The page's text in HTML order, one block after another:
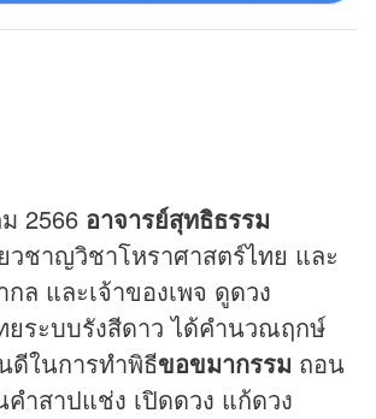
2566 อาจารย์สุทธิธรรม
วชาญวิชาโหราศาสตร์ไทย และ
ล และเจ้าของเพจ ดูดวง
ยระบบรังสีดาว ได้คำนวณฤกษ์
ดีในการทำพิธีขอขมากรรม ถอน
ำสาปแช่ง เปิดดวง แก้ดวง